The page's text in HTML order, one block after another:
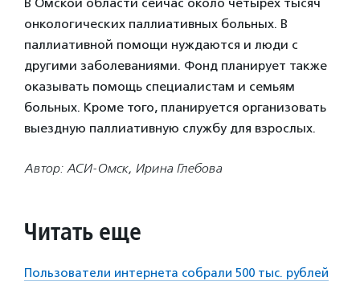
онкологических паллиативных больных. В
паллиативной помощи нуждаются и люди с
другими заболеваниями. Фонд планирует также
оказывать помощь специалистам и семьям
больных. Кроме того, планируется организовать
выездную паллиативную службу для взрослых.
Автор: АСИ-Омск, Ирина Глебова
Читать еще
Пользователи интернета собрали 500 тыс. рублей